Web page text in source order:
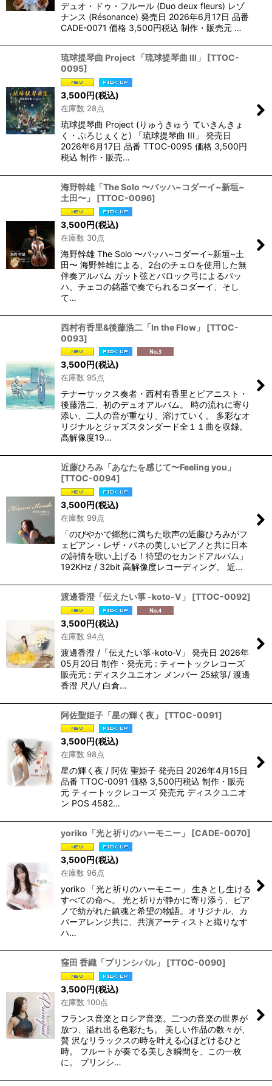
デュオ・ドゥ・フルール (Duo deux fleurs) レゾ
ナンス (Résonance) 発売日 2026年6月17日 品番
CADE-0071 価格 3,500円税込 制作・販売元 …
琉球提琴曲 Project 「琉球提琴曲 III」 [TTOC-
0095]
3,500円(税込)
在庫数 28点
琉球提琴曲 Project (りゅうきゅう ていきんきょ
く・ぷろじぇくと) 「琉球提琴曲 III」 発売日
2026年6月17日 品番 TTOC-0095 価格 3,500円
税込 制作・販売…
海野幹雄「The Solo 〜バッハ~コダーイ~新垣~
土田〜」
[TTOC-0096]
3,500円(税込)
在庫数 30点
海野幹雄 The Solo 〜バッハ~コダーイ~新垣~土
田〜 海野幹雄による、2台のチェロを使用した無
伴奏アルバム ガット弦とバロック弓によるバッ
ハ、チェコの銘器で奏でられるコダーイ、そし
て…
西村有香里&後藤浩二「In the Flow」 [TTOC-
0093]
3,500円(税込)
在庫数 95点
テナーサックス奏者・西村有香里とピアニスト・
後藤浩二、初のデュオアルバム。 時の流れに寄り
添い、二人の音が重なり、溶けていく。 多彩なオ
リジナルとジャズスタンダード全１１曲を収録。
高解像度19…
近藤ひろみ「あなたを感じて〜Feeling you」
[TTOC-0094]
3,500円(税込)
在庫数 99点
「のびやかで郷愁に満ちた歌声の近藤ひろみがフ
ェビアン・レザ・パネの美しいピアノと共に日本
の詩情を歌い上げる！待望のセカンドアルバム」
192KHz / 32bit 高解像度レコーディング。 近…
渡邊香澄「伝えたい箏 -koto-V」 [TTOC-0092]
3,500円(税込)
在庫数 94点
渡邊香澄 /「伝えたい箏-koto-V」 発売日 2026年
05月20日 制作・発売元 : ティートックレコーズ
販売元 : ディスクユニオン メンバー 25絃箏/ 渡邊
香澄 尺八/ 白倉…
阿佐聖姫子「星の輝く夜」 [TTOC-0091]
3,500円(税込)
在庫数 98点
星の輝く夜 / 阿佐 聖姫子 発売日 2026年4月15日
品番 TTOC-0091 価格 3,500円税込 制作・販売
元 ティートックレコーズ 発売元 ディスクユニオ
ン POS 4582…
yoriko「光と祈りのハーモニー」 [CADE-0070]
3,500円(税込)
在庫数 96点
yoriko 「光と祈りのハーモニー」 生きとし生ける
すべての命へ。 光と祈りが静かに寄り添う、ピア
ノで紡がれた鎮魂と希望の物語。オリジナル、カ
バーアレンジ共に、共演アーティストと織りなす
ハ…
窪田 香織「プリンシパル」 [TTOC-0090]
3,500円(税込)
在庫数 100点
フランス音楽とロシア音楽。二つの音楽の世界が
放つ、溢れ出る色彩たち。 美しい作品の数々が、
贅 沢なリラックスの時を叶える心ほどけるひと
時。 フルートが奏でる美しき瞬間を、この一枚
に。 プリンシ…